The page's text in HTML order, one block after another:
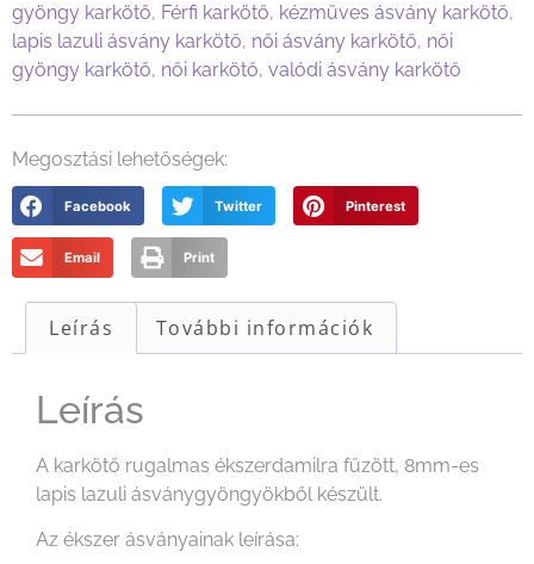
gyöngy karkötő, Férfi karkötő, kézműves ásvány karkötő,
lapis lazuli ásvány karkötő, női ásvány karkötő, női
gyöngy karkötő, női karkötő, valódi ásvány karkötő
Megosztási lehetőségek:
Facebook Twitter Pinterest
Email Print
Leírás További információk
Leírás
A karkötő rugalmas ékszerdamilra fűzött, 8mm-es
lapis lazuli ásványgyöngyökből készült.
Az ékszer ásványainak leírása: